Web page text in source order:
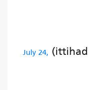
July 24,